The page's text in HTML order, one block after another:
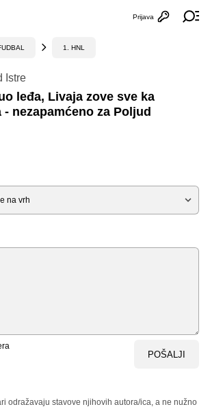
Otvori
Prijava
1. HNL
Istre
leđa, Livaja zove sve ka
nezapamćeno za Poljud
POŠALJI
odražavaju stavove njihovih autora/ica, a ne nužno